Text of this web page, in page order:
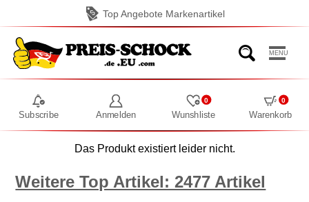
Top Angebote Markenartikel
MENU
Subscribe Anmelden Wunshliste
0
Warenkorb
0
Das Produkt existiert leider nicht.
Weitere Top Artikel: 2477 Artikel